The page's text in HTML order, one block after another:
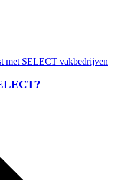
met SELECT vakbedrijven